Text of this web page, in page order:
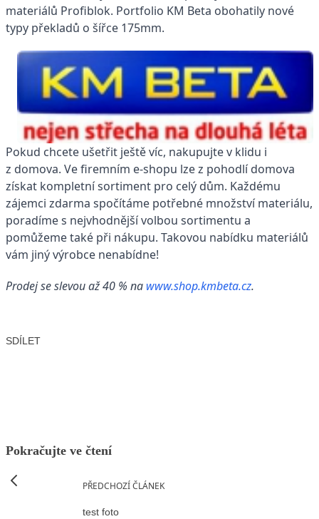
materiálů Profiblok. Portfolio KM Beta obohatily nové
typy překladů o šířce 175mm.
Pokud chcete ušetřit ještě víc, nakupujte v klidu i
z domova. Ve firemním e-shopu lze z pohodlí domova
získat kompletní sortiment pro celý dům. Každému
zájemci zdarma spočítáme potřebné množství materiálu,
poradíme s nejvhodnější volbou sortimentu a
pomůžeme také při nákupu. Takovou nabídku materiálů
vám jiný výrobce nenabídne!
Prodej se slevou až 40 % na www.shop.kmbeta.cz.
SDÍLET
Pokračujte ve čtení
PŘEDCHOZÍ ČLÁNEK
test foto